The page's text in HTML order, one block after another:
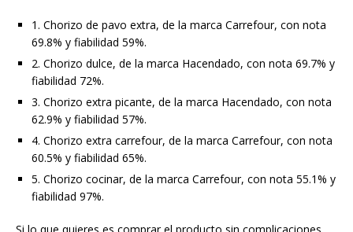
1. Chorizo de pavo extra, de la marca Carrefour, con nota
69.8% y fiabilidad 59%.
2. Chorizo dulce, de la marca Hacendado, con nota 69.7% y
fiabilidad 72%.
3. Chorizo extra picante, de la marca Hacendado, con nota
62.9% y fiabilidad 57%.
4. Chorizo extra carrefour, de la marca Carrefour, con nota
60.5% y fiabilidad 65%.
5. Chorizo cocinar, de la marca Carrefour, con nota 55.1% y
fiabilidad 97%.